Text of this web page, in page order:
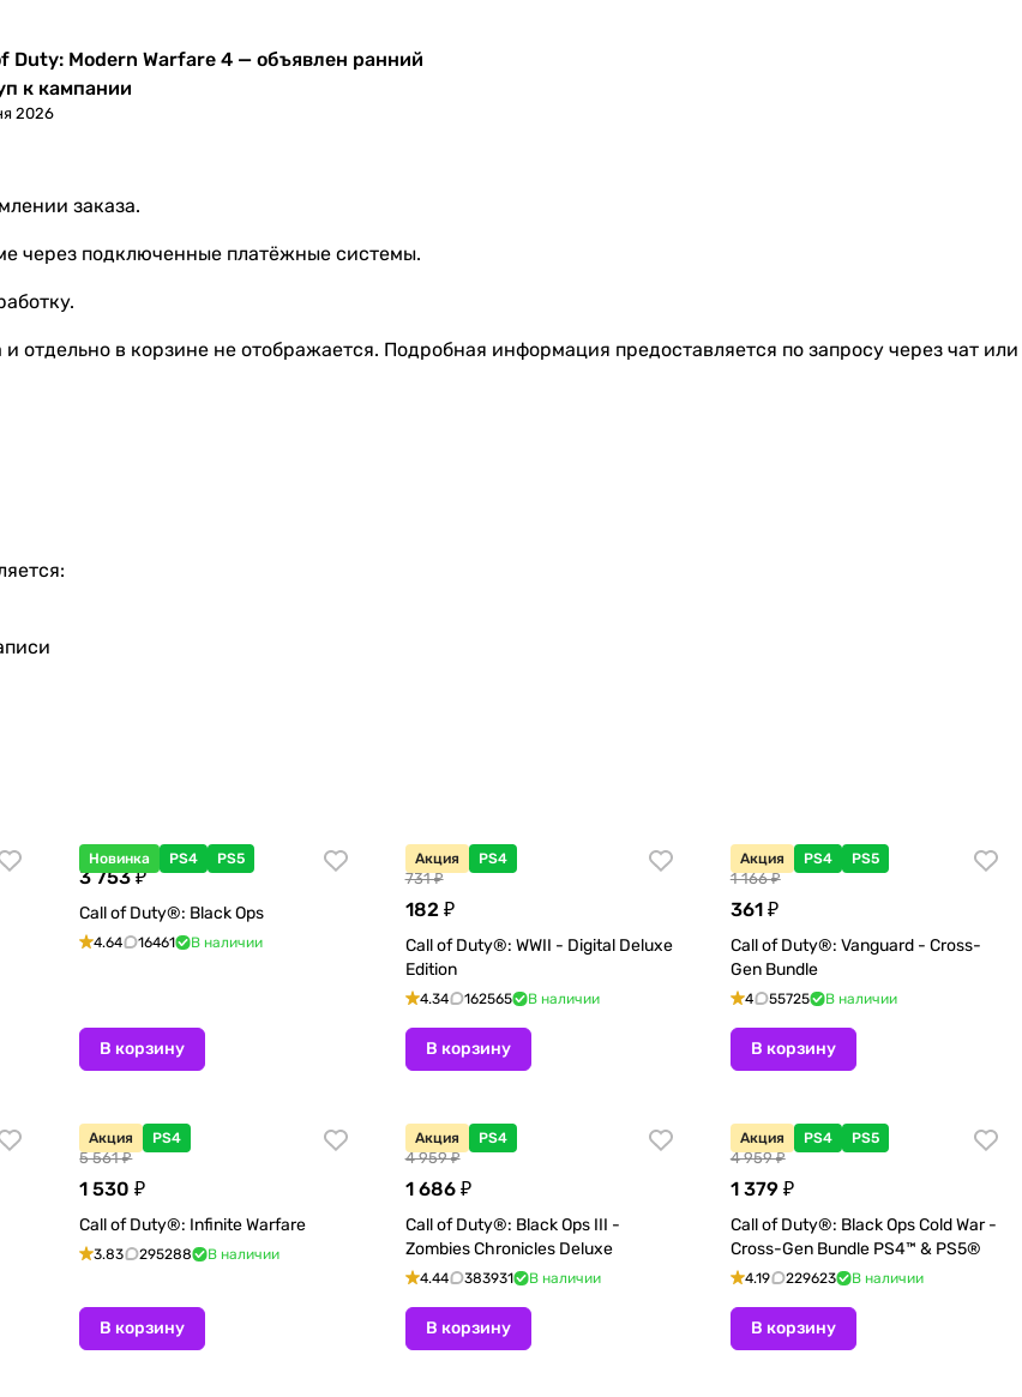
Duty: Modern Warfare 4 — объявлен ранний
к кампании
2026
заказа.
через подключенные платёжные системы.
в корзине не отображается. Подробная информация предоставляется по запросу через чат или
Новинка PS4 PS5
3 753 ₽
Call of Duty®: Black Ops
4.64 16461 В наличии
В корзину
Акция PS4
731 ₽
182 ₽
Call of Duty®: WWII - Digital Deluxe
Edition
4.34 162565 В наличии
В корзину
Акция PS4 PS5
1 166 ₽
361 ₽
Call of Duty®: Vanguard - Cross-
Gen Bundle
4 55725 В наличии
В корзину
Акция PS4
5 561 ₽
1 530 ₽
Call of Duty®: Infinite Warfare
3.83 295288 В наличии
В корзину
Акция PS4
4 959 ₽
1 686 ₽
Call of Duty®: Black Ops III -
Zombies Chronicles Deluxe
4.44 383931 В наличии
В корзину
Акция PS4 PS5
4 959 ₽
1 379 ₽
Call of Duty®: Black Ops Cold War -
Cross-Gen Bundle PS4™ & PS5®
4.19 229623 В наличии
В корзину